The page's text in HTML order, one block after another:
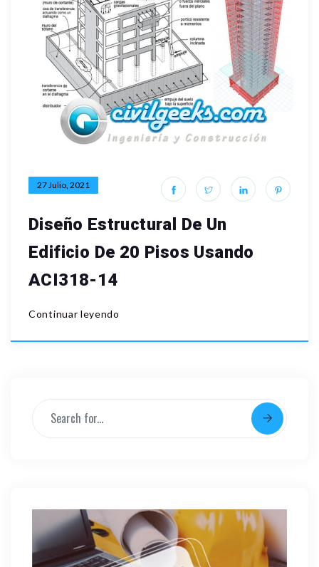
27 Julio, 2021
Diseño Estructural De Un
Edificio De 20 Pisos Usando
ACI318-14
Continuar leyendo